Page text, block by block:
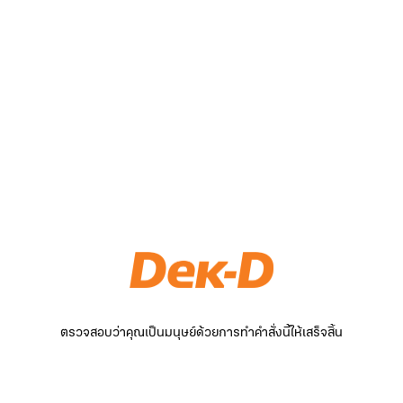
ตรวจสอบว่าคุณเป็นมนุษย์ด้วยการทำคำสั่งนี้ให้เสร็จสิ้น